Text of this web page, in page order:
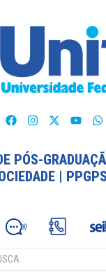
PÓS-
| PPGPS